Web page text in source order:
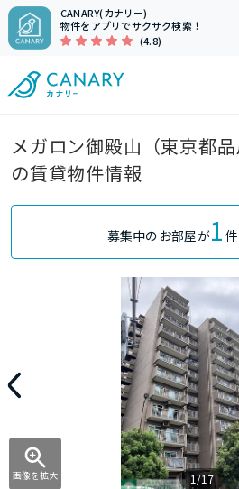
CANARY(カナリー)
物件をアプリでサクサク検索！
(4.8)
メガロン御殿山（東京都品
の賃貸物件情報
募集中のお部屋が1
画像を拡大 1/17